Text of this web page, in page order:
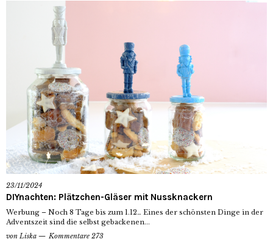
23/11/2024
DIYnachten: Plätzchen-Gläser mit Nussknackern
Werbung – Noch 8 Tage bis zum 1.12… Eines der schönsten Dinge in der
Adventszeit sind die selbst gebackenen...
von Liska Kommentare 273